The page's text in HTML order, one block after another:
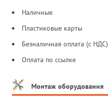
Наличные
Пластиковые карты
Безналичная оплата (с НДС)
Оплата по ссылке
Монтаж оборудования